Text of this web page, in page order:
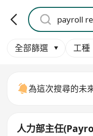
全部篩選 工種
為這次搜尋的未
人力部主任